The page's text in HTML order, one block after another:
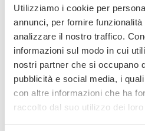
Utilizziamo i cookie per
annunci, per fornire
analizzare il nostro traffico.
informazioni sul modo in cui
nostri partner che si occupano
pubblicità e social media, i
con altre informazioni che ha
raccolto dal suo utilizzo dei loro
Gomma durevole
di manzo.